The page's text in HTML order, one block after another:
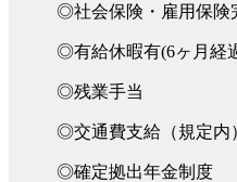
◎社会保険・雇用保険
◎有給休暇有(6ヶ月経
◎残業手当
◎交通費支給（規定内
◎確定拠出年金制度